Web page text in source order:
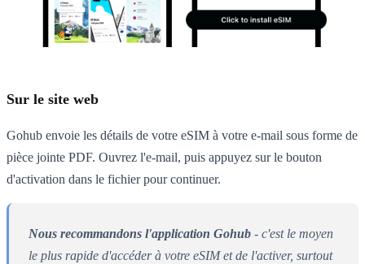
Sur le site web
Gohub envoie les détails de votre eSIM à votre e-mail sous forme de
pièce jointe PDF. Ouvrez l'e-mail, puis appuyez sur le bouton
d'activation dans le fichier pour continuer.
Nous recommandons l'application Gohub - c'est le moyen
le plus rapide d'accéder à votre eSIM et de l'activer, surtout